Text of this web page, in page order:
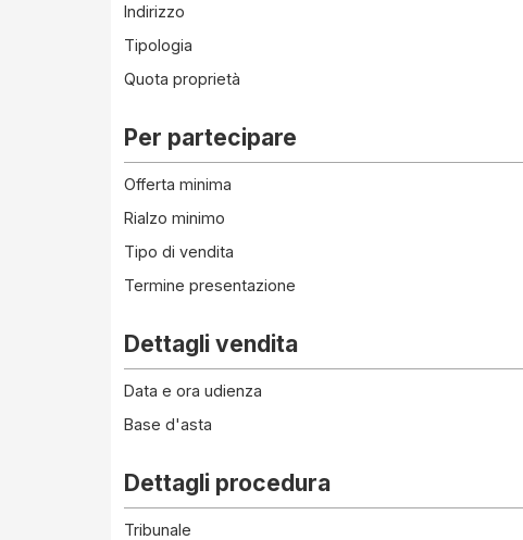
Indirizzo
Tipologia
Quota proprietà
Per partecipare
Offerta minima
Rialzo minimo
Tipo di vendita
Termine presentazione
Dettagli vendita
Data e ora udienza
Base d'asta
Dettagli procedura
Tribunale